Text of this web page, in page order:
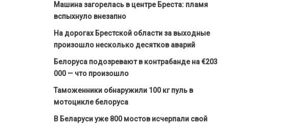
Машина загорелась в центре Бреста: пламя
вспыхнуло внезапно
На дорогах Брестской области за выходные
произошло несколько десятков аварий
Белоруса подозревают в контрабанде на €203
000 — что произошло
Таможенники обнаружили 100 кг пуль в
мотоцикле белоруса
В Беларуси уже 800 мостов исчерпали свой